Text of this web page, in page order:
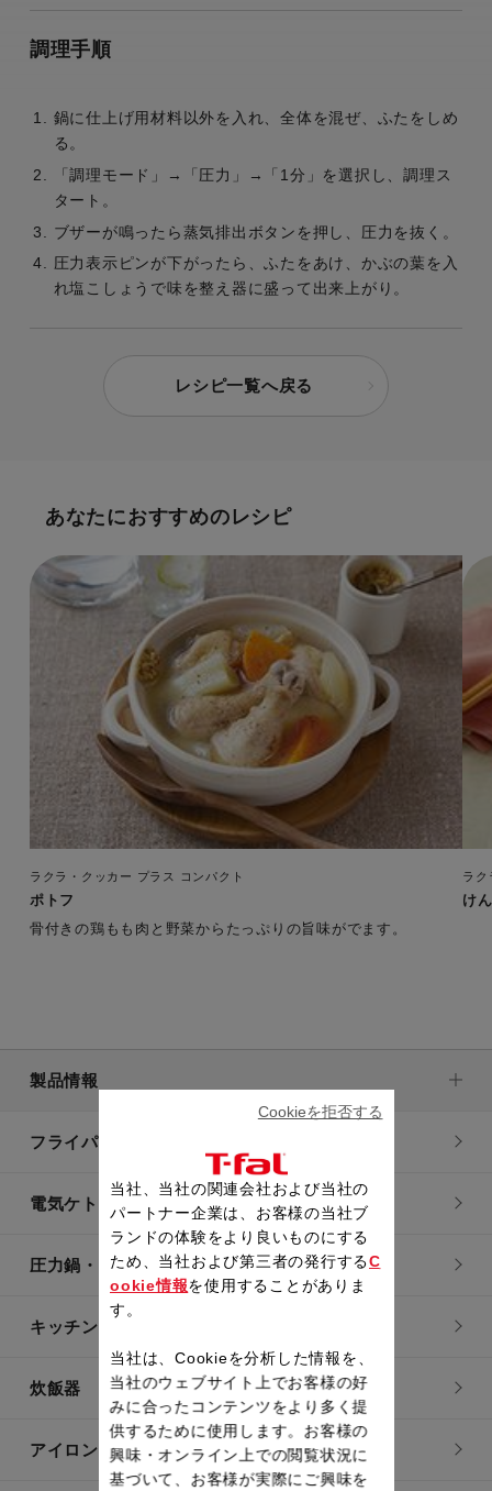
調理手順
鍋に仕上げ用材料以外を入れ、全体を混ぜ、ふたをしめ
る。
「調理モード」→「圧力」→「1分」を選択し、調理ス
タート。
ブザーが鳴ったら蒸気排出ボタンを押し、圧力を抜く。
圧力表示ピンが下がったら、ふたをあけ、かぶの葉を入
れ塩こしょうで味を整え器に盛って出来上がり。
レシピ一覧へ戻る
あなたにおすすめのレシピ
ラクラ・クッカー プラス コンパクト
ポトフ
骨付きの鶏もも肉と野菜からたっぷりの旨味がでます。
ラク
け
製品情報
フライパン・鍋
電気ケトル
圧力鍋・電気圧力鍋
キッチン用品
炊飯器
アイロン・衣類スチーマー
当社、当社の関連会社および当社の
パートナー企業は、お客様の当社ブ
ランドの体験をより良いものにする
ため、当社および第三者の発行するC
ookie情報を使用することがありま
す。
当社は、Cookieを分析した情報を、
当社のウェブサイト上でお客様の好
みに合ったコンテンツをより多く提
供するために使用します。お客様の
興味・オンライン上での閲覧状況に
基づいて、お客様が実際にご興味を
Cookieを拒否する